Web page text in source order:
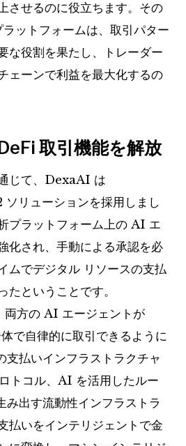
させるのに役立ちます。その
ットフォームは、取引パター
な役割を果たし、トレーダー
ェーンで利益を最大化するの
取引機能を解放
じて、DexaAI は
リューションを採用しまし
プラットフォーム上の AI エ
化され、手動による承認を必
ムでデジタル リソースの支払
たということです。
方の AI エージェントが
で自律的に取引できるように
払いインフラストラクチャ
トコル、AI を活用したルー
出す流動性インフラストラ
払いをインテリジェントで金